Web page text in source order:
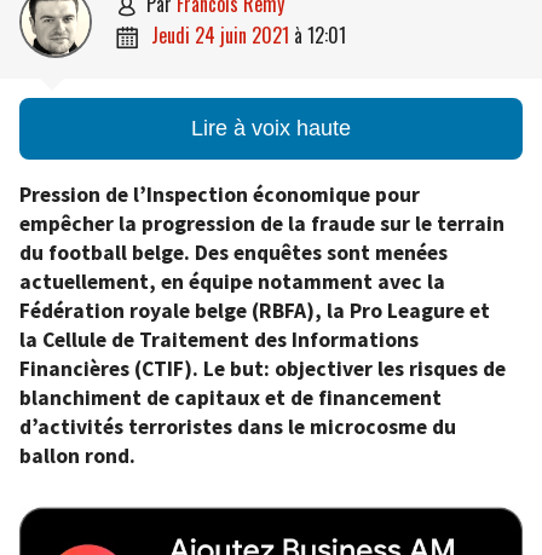

 jeudi 24 juin 2021 à 12:01
Lire à voix haute
Pression de l’Inspection économique pour
empêcher la progression de la fraude sur le terrain
du football belge. Des enquêtes sont menées
actuellement, en équipe notamment avec la
Fédération royale belge (RBFA), la Pro Leagure et
la Cellule de Traitement des Informations
Financières (CTIF). Le but: objectiver les risques de
blanchiment de capitaux et de financement
d’activités terroristes dans le microcosme du
ballon rond.